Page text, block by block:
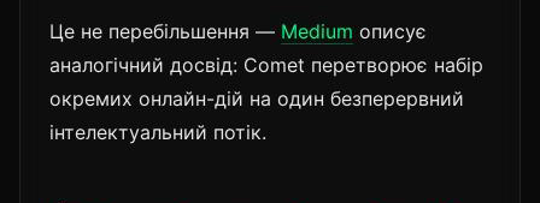
Це не перебільшення — Medium описує
аналогічний досвід: Comet перетворює набір
окремих онлайн-дій на один безперервний
інтелектуальний потік.